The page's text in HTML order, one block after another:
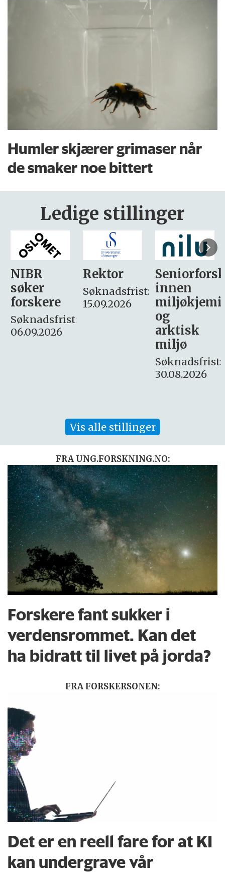
Humler skjærer grimaser når
de smaker noe bittert
Ledige stillinger
Rektor
Søknadsfrist:
15.09.2026
Seniorforsker
innen
miljøkjemi
søker
– fast
Søknadsfrist:
16. august.
Vis alle stillinger
FRA UNG.FORSKNING.NO:
Forskere fant sukker i
verdensrommet. Kan det
ha bidratt til livet på jorda?
FRA FORSKERSONEN:
Det er en reell fare for at KI
kan undergrave vår